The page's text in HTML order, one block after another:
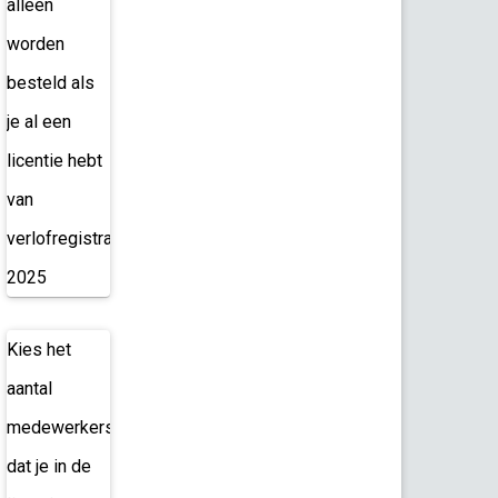
alleen
worden
besteld als
je al een
licentie hebt
van
verlofregistratie
2025
Kies het
aantal
medewerkers
dat je in de